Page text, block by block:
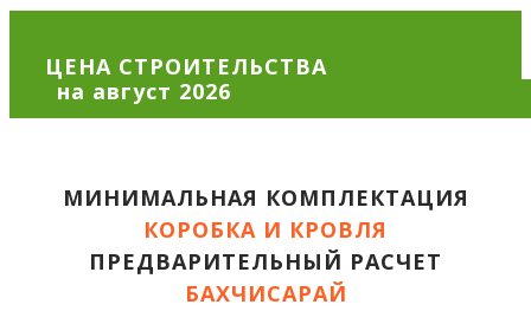
ЦЕНА СТРОИТЕЛЬСТВА
МИНИМАЛЬНАЯ КОМПЛЕКТАЦИЯ
КОРОБКА И КРОВЛЯ
ПРЕДВАРИТЕЛЬНЫЙ РАСЧЕТ
БАХЧИСАРАЙ